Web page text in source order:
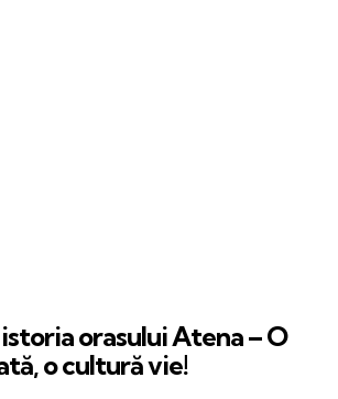
orasului Atena – O
o cultură vie!